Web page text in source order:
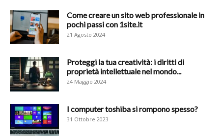
Come creare un sito web professionale in
pochi passi con 1site.it
21 Agosto 2024
Proteggi la tua creatività: i diritti di
proprietà intellettuale nel mondo...
24 Maggio 2024
I computer toshiba si rompono spesso?
31 Ottobre 2023